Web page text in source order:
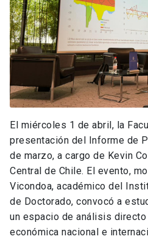
El miércoles 1 de abril, la
presentación del Informe de
de marzo, a cargo de Kevin
Central de Chile. El evento,
Vicondoa, académico del
de Doctorado, convocó a
un espacio de análisis directo
económica nacional e